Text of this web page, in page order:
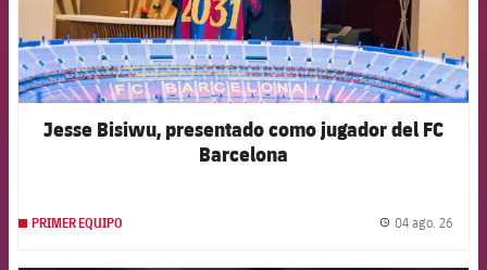
Jesse Bisiwu, presentado como jugador del FC
Barcelona
PRIMER EQUIPO 04 ago. 26